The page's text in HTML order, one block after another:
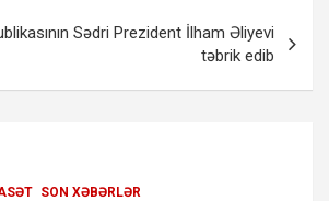
Sədri Prezident İlham Əliyevi
təbrik edib
SON XƏBƏRLƏR